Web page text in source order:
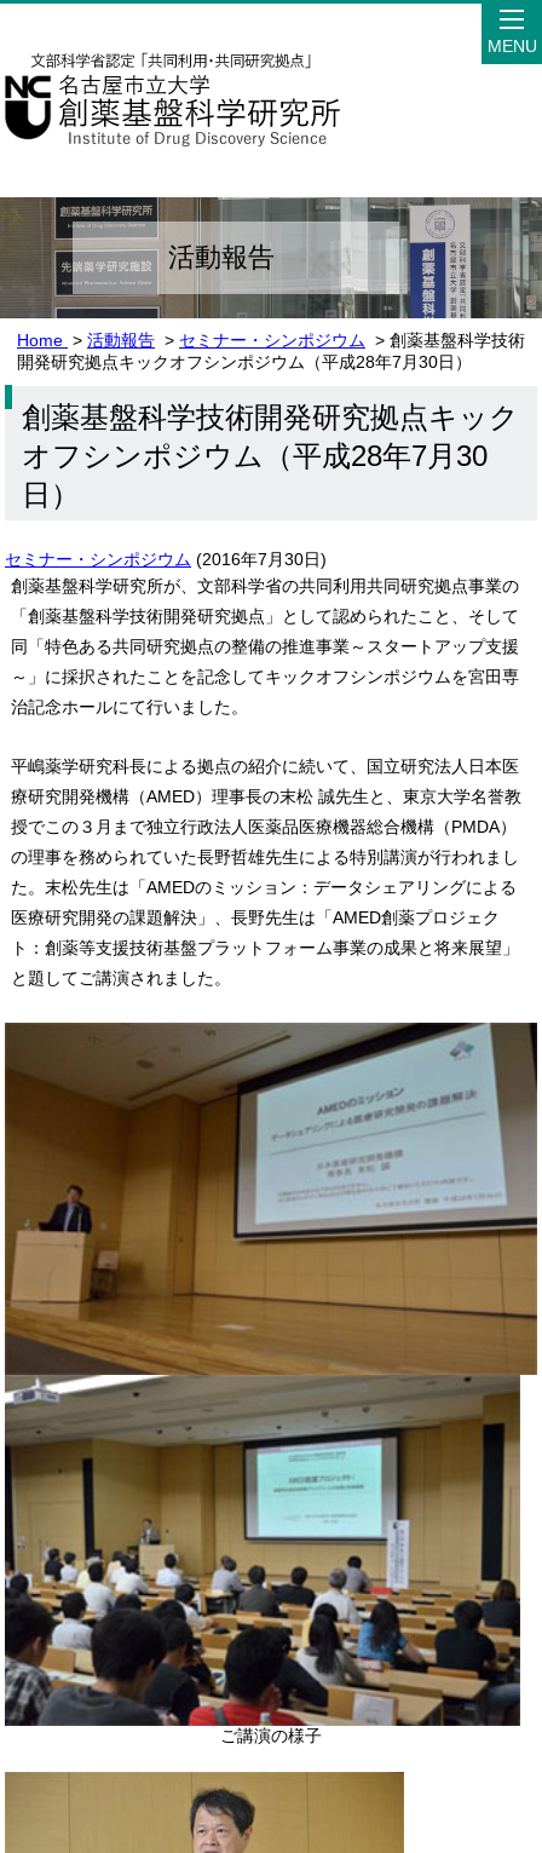
MENU
活動報告
Home > 活動報告 > セミナー・シンポジウム > 創薬基盤科学技術
開発研究拠点キックオフシンポジウム（平成28年7月30日）
創薬基盤科学技術開発研究拠点キック
オフシンポジウム（平成28年7月30
日）
セミナー・シンポジウム (2016年7月30日)
創薬基盤科学研究所が、文部科学省の共同利用共同研究拠点事業の
「創薬基盤科学技術開発研究拠点」として認められたこと、そして
同「特色ある共同研究拠点の整備の推進事業～スタートアップ支援
～」に採択されたことを記念してキックオフシンポジウムを宮田専
治記念ホールにて行いました。
平嶋薬学研究科長による拠点の紹介に続いて、国立研究法人日本医
療研究開発機構（AMED）理事長の末松 誠先生と、東京大学名誉教
授でこの３月まで独立行政法人医薬品医療機器総合機構（PMDA）
の理事を務められていた長野哲雄先生による特別講演が行われまし
た。末松先生は「AMEDのミッション：データシェアリングによる
医療研究開発の課題解決」、長野先生は「AMED創薬プロジェク
ト：創薬等支援技術基盤プラットフォーム事業の成果と将来展望」
と題してご講演されました。
ご講演の様子